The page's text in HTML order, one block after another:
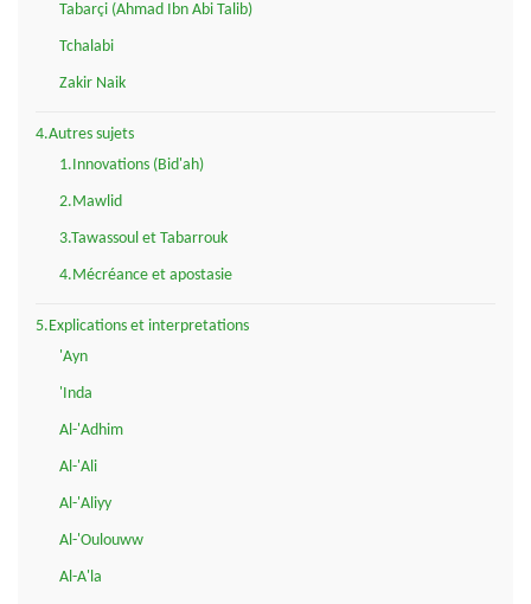
Tabarçi (Ahmad Ibn Abi Talib)
Tchalabi
Zakir Naik
4.Autres sujets
1.Innovations (Bid'ah)
2.Mawlid
3.Tawassoul et Tabarrouk
4.Mécréance et apostasie
5.Explications et interpretations
'Ayn
'Inda
Al-'Adhim
Al-'Ali
Al-'Aliyy
Al-'Oulouww
Al-A'la